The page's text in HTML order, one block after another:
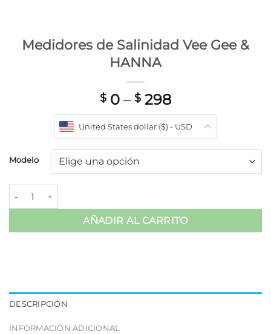
Medidores de Salinidad Vee Gee &
HANNA
$ 0 – $ 298
United States dollar ($) - USD
Modelo
Medidores de Salinidad Vee Gee & HANNA cantidad
AÑADIR AL CARRITO
DESCRIPCIÓN
INFORMACIÓN ADICIONAL